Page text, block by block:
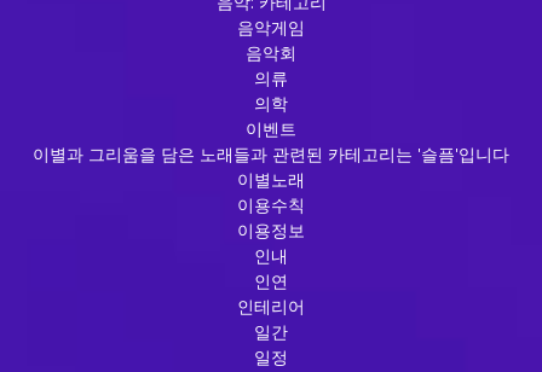
음악게임
음악회
의류
의학
이벤트
이별과 그리움을 담은 노래들과 관련된 카테고리는 '슬픔'입니다
이별노래
이용수칙
이용정보
인내
인연
인테리어
일간
일정